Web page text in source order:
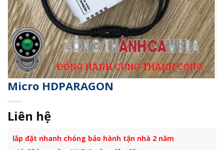
Micro HDPARAGON
Liên hệ
lắp đặt nhanh chóng bảo hành tận nhà 2 năm